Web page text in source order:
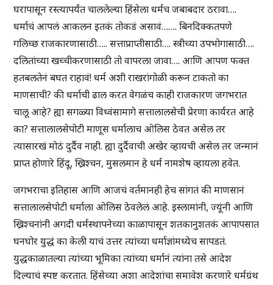
घरापासून रस्त्यापर्यंत चाललेल्या हिंसेला धर्मच जबाबदार ठरावा….
धर्माचं आपलं आकलन इतकं तोकडं असावं……. बिनदिक्कतपणे
गलिच्छ राजकारणासाठी….. सत्ताप्राप्तीसाठी…. स्त्रीच्या उपभोगासाठी….
दलितांच्या खच्चीकरणासाठी तो वापरला जावा…. आणि आपण फक्त
हतबलतेनं बघत राहावं! धर्म अशी राखरांगोळी करून टाकतो का
माणसाची? की धर्माची ढाल करत वेगळंच काही राजकारण जगभरात
चालू आहे? ह्या सगळ्या विध्वंसामागे सत्तालालसेची प्रेरणा कार्यरत आहे
का? सत्तालालसेपोटी माणूस धर्मालाच ओलिस ठेवत असेल तर
त्यासारखं मोठं दुर्दैव नाही. ह्या दुर्दैवाची अखेर व्हायची असेल तर जन्मानं
प्राप्त होणारे हिंदू, ख्रिश्चन, मुसलमान हे धर्म नामशेष व्हायला हवेत.
जगभराचा इतिहास आणि आजचं वर्तमानही हेच सांगतं की माणसानं
सत्तालालसेपोटी धर्माला ओलिस ठेवलेलं आहे. इस्लामांनी, ज्यूंनी आणि
ख्रिश्चनांनी अगदी धर्मस्थापनेच्या काळापासून शतकानुशतकं आपापसात
घनघोर युद्धं का केली याचं उत्तर त्यांच्या धर्माज्ञांमध्येच सापडतं.
युद्धकाळातल्या त्यांच्या भूमिका त्यांच्या धर्मानं त्यांना तसे आदेश
दिल्याचं स्पष्ट करतात. हिंसेच्या अशा आदेशांचा समावेश करणारे धर्मग्रंथ